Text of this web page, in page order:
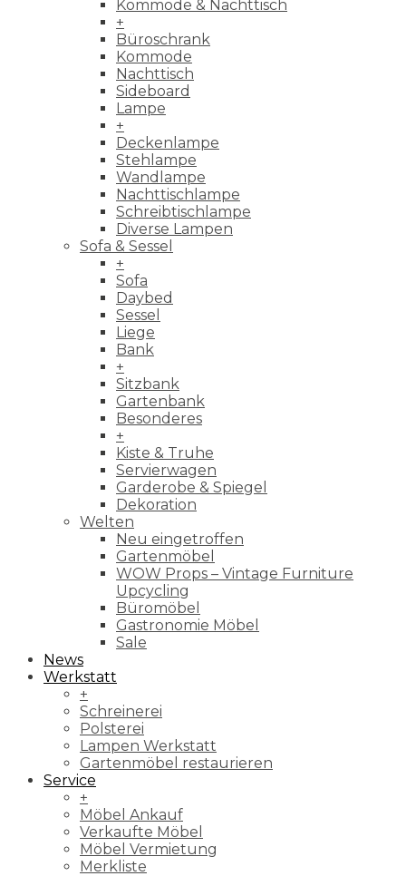
Kommode & Nachttisch
+
Büroschrank
Kommode
Nachttisch
Sideboard
Lampe
+
Deckenlampe
Stehlampe
Wandlampe
Nachttischlampe
Schreibtischlampe
Diverse Lampen
Sofa & Sessel
+
Sofa
Daybed
Sessel
Liege
Bank
+
Sitzbank
Gartenbank
Besonderes
+
Kiste & Truhe
Servierwagen
Garderobe & Spiegel
Dekoration
Welten
Neu eingetroffen
Gartenmöbel
WOW Props – Vintage Furniture
Upcycling
Büromöbel
Gastronomie Möbel
Sale
News
Werkstatt
+
Schreinerei
Polsterei
Lampen Werkstatt
Gartenmöbel restaurieren
Service
+
Möbel Ankauf
Verkaufte Möbel
Möbel Vermietung
Merkliste